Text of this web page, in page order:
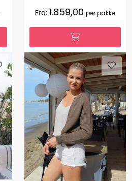
Fra: 1.859,00 per pakke